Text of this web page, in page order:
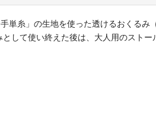
手単糸」の生地を使った透けるおくるみ
として使い終えた後は、大人用のストー